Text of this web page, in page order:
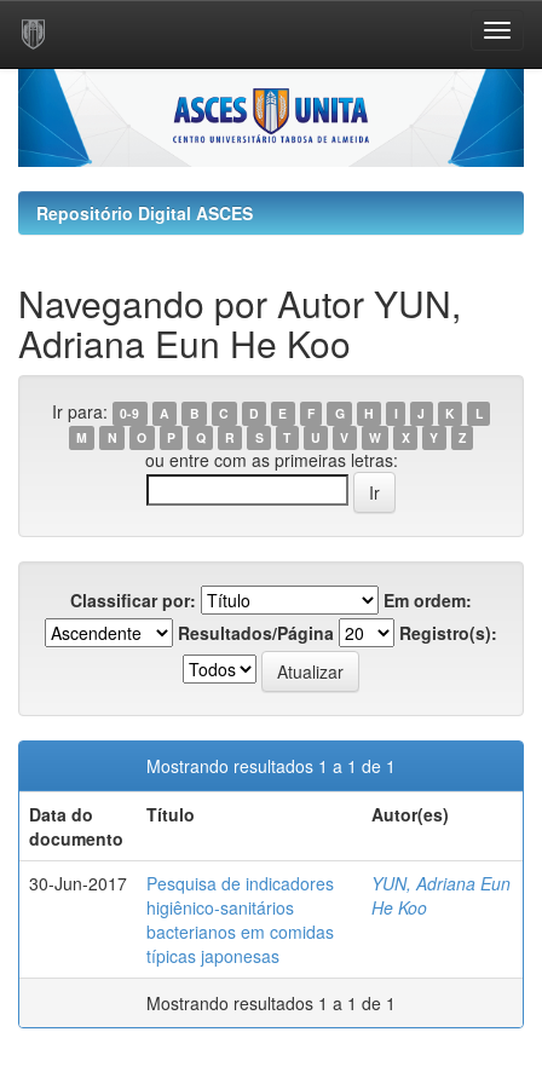
Skip
navigation
Repositório Digital ASCES
Navegando por Autor YUN,
Adriana Eun He Koo
Ir para: 0-9 A B C D E F G H I J K
L
M
N O P Q R S T U V W X Y Z
ou entre com as primeiras letras:
Classificar por:
Em ordem:
Resultados/Página
Registro(s):
Mostrando resultados 1 a 1 de 1
Data do
documento
Título Autor(es)
30-Jun-2017
Pesquisa de indicadores
higiênico-sanitários
bacterianos em comidas
típicas japonesas
YUN, Adriana Eun
He Koo
Mostrando resultados 1 a 1 de 1